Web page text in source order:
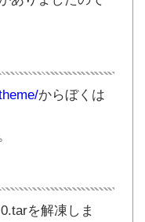
からぼくは
を解凍しま